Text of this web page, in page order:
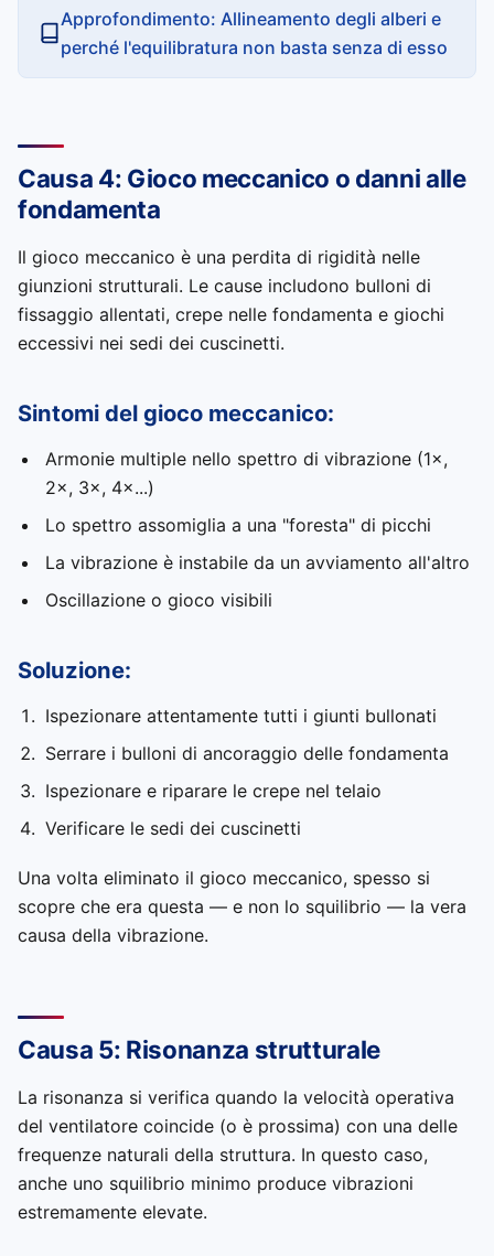
Approfondimento: Allineamento degli alberi e
perché l'equilibratura non basta senza di esso
Causa 4: Gioco meccanico o danni alle
fondamenta
Il gioco meccanico è una perdita di rigidità nelle
giunzioni strutturali. Le cause includono bulloni di
fissaggio allentati, crepe nelle fondamenta e giochi
eccessivi nei sedi dei cuscinetti.
Sintomi del gioco meccanico:
Armonie multiple nello spettro di vibrazione (1×,
2×, 3×, 4×...)
Lo spettro assomiglia a una "foresta" di picchi
La vibrazione è instabile da un avviamento all'altro
Oscillazione o gioco visibili
Soluzione:
Ispezionare attentamente tutti i giunti bullonati
Serrare i bulloni di ancoraggio delle fondamenta
Ispezionare e riparare le crepe nel telaio
Verificare le sedi dei cuscinetti
Una volta eliminato il gioco meccanico, spesso si
scopre che era questa — e non lo squilibrio — la vera
causa della vibrazione.
Causa 5: Risonanza strutturale
La risonanza si verifica quando la velocità operativa
del ventilatore coincide (o è prossima) con una delle
frequenze naturali della struttura. In questo caso,
anche uno squilibrio minimo produce vibrazioni
estremamente elevate.